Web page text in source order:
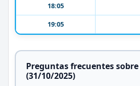
18:05
19:05
Preguntas frecuentes
(31/10/2025)